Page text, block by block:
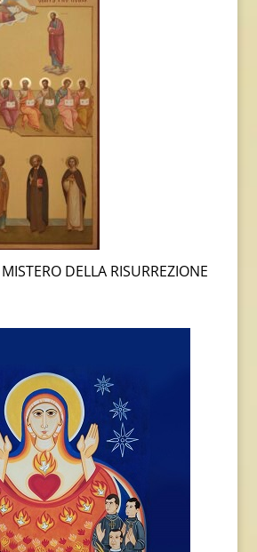
DELLA RISURREZIONE